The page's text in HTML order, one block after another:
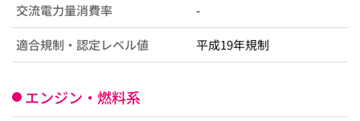
交流電力量消費率 -
適合規制・認定レベル値 平成19年規制
エンジン・燃料系